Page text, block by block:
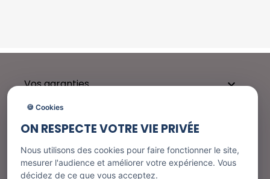
Vos garanties 
Besoin d'aide ?
🍪 Cookies
ON RESPECTE VOTRE VIE PRIVÉE
Nous utilisons des cookies pour faire fonctionner le site,
mesurer l'audience et améliorer votre expérience. Vous
décidez de ce que vous acceptez.